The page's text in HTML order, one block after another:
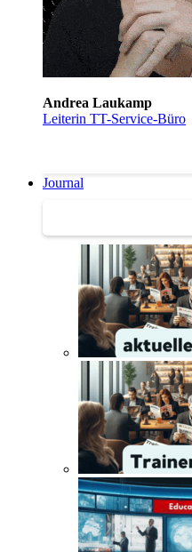
Andrea Laukamp
Leiterin TT-Service-Büro
Journal